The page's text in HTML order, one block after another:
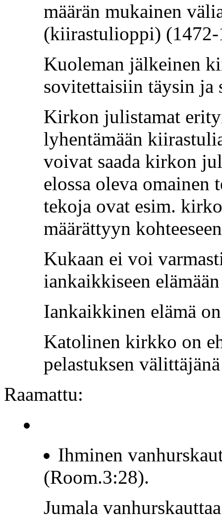
määrän mukainen
(kiirastulioppi)
Kuoleman jälkeinen
sovitettaisiin täysin ja
Kirkon julistamat
lyhentämään
voivat saada kirkon
elossa oleva omainen
tekoja ovat esim.
määrättyyn
Kukaan ei voi
iankaikkiseen
Iankaikkinen elämä
Katolinen kirkko on
pelastuksen
Raamattu:
Ihminen
(Room.3:28).
Jumala